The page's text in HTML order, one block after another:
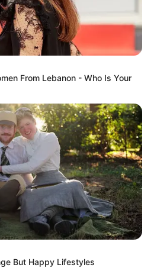
From Lebanon - Who Is Your
But Happy Lifestyles